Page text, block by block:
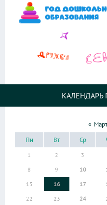
КАЛЕНДАРЬ
«
Пн
Вт Ср
1 2 3
8
9 10
15
16 17
22
23 24